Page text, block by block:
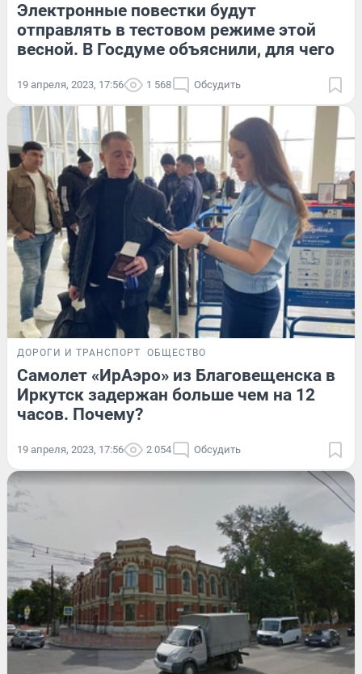
Электронные повестки будут
отправлять в тестовом режиме этой
весной. В Госдуме объяснили, для чего
19 апреля, 2023, 17:56 1 568 Обсудить
ДОРОГИ И ТРАНСПОРТ ОБЩЕСТВО
Самолет «ИрАэро» из Благовещенска в
Иркутск задержан больше чем на 12
часов. Почему?
19 апреля, 2023, 17:56 2 054 Обсудить